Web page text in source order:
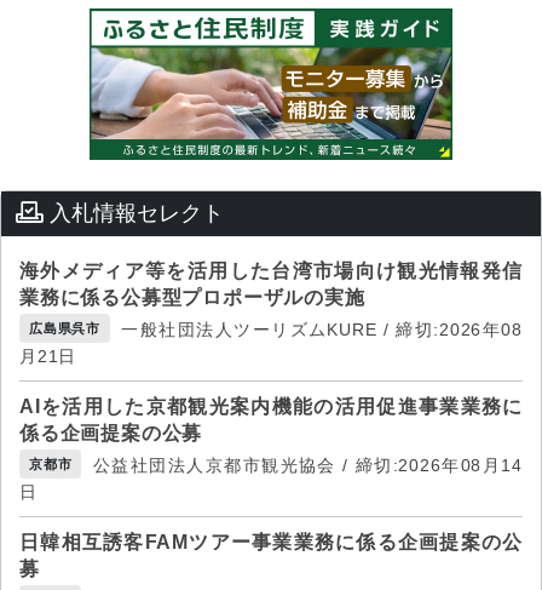
入札情報セレクト
海外メディア等を活用した台湾市場向け観光情報発信
業務に係る公募型プロポーザルの実施
広島県呉市
一般社団法人ツーリズムKURE / 締切:2026年08
月21日
AIを活用した京都観光案内機能の活用促進事業業務に
係る企画提案の公募
京都市
公益社団法人京都市観光協会 / 締切:2026年08月14
日
日韓相互誘客FAMツアー事業業務に係る企画提案の公
募